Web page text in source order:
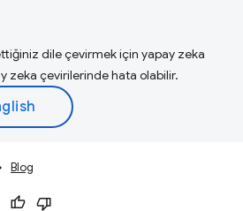
dile çevirmek için yapay zeka
zeka çevirilerinde hata olabilir.
Blog